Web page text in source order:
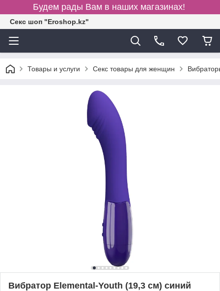
Будем рады Вам в наших магазинах!
Секс шоп "Eroshop.kz"
Товары и услуги Секс товары для женщин
Вибратор Elemental-Youth (19,3 см) синий